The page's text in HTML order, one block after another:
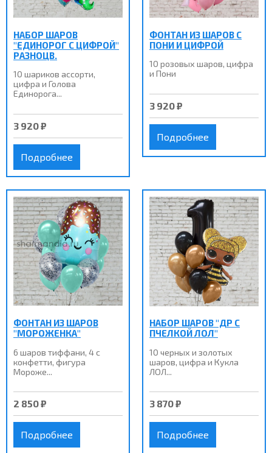
НАБОР ШАРОВ
"ЕДИНОРОГ С ЦИФРОЙ"
РАЗНОЦВ.
10 шариков ассорти,
цифра и Голова
Единорога...
3 920 ₽
Подробнее
ФОНТАН ИЗ ШАРОВ С
ПОНИ И ЦИФРОЙ
10 розовых шаров, цифра
и Пони
3 920 ₽
Подробнее
ФОНТАН ИЗ ШАРОВ
"МОРОЖЕНКА"
6 шаров тиффани, 4 с
конфетти, фигура
Мороже...
2 850 ₽
Подробнее
НАБОР ШАРОВ "ДР С
ПЧЕЛКОЙ ЛОЛ"
10 черных и золотых
шаров, цифра и Кукла
ЛОЛ...
3 870 ₽
Подробнее